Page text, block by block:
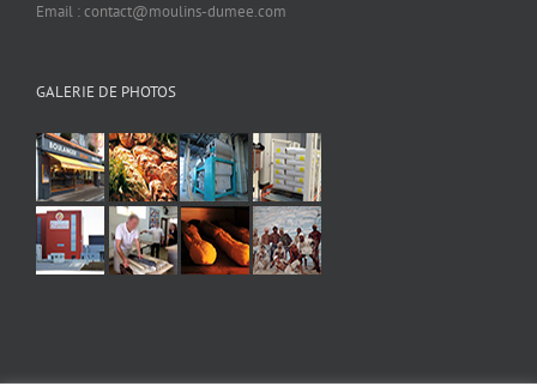
Email : contact@moulins-dumee.com
GALERIE DE PHOTOS